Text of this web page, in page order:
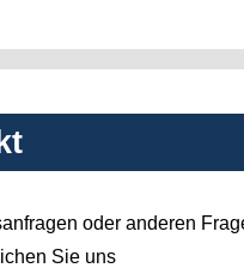
oder anderen
Sie uns